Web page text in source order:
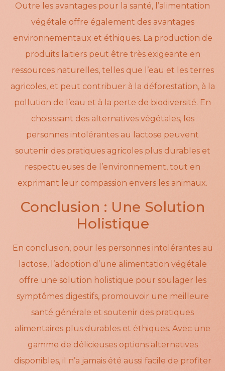
Outre les avantages pour la santé, l’alimentation
végétale offre également des avantages
environnementaux et éthiques. La production de
produits laitiers peut être très exigeante en
ressources naturelles, telles que l’eau et les terres
agricoles, et peut contribuer à la déforestation, à la
pollution de l’eau et à la perte de biodiversité. En
choisissant des alternatives végétales, les
personnes intolérantes au lactose peuvent
soutenir des pratiques agricoles plus durables et
respectueuses de l’environnement, tout en
exprimant leur compassion envers les animaux.
Conclusion : Une Solution
Holistique
En conclusion, pour les personnes intolérantes au
lactose, l’adoption d’une alimentation végétale
offre une solution holistique pour soulager les
symptômes digestifs, promouvoir une meilleure
santé générale et soutenir des pratiques
alimentaires plus durables et éthiques. Avec une
gamme de délicieuses options alternatives
disponibles, il n’a jamais été aussi facile de profiter